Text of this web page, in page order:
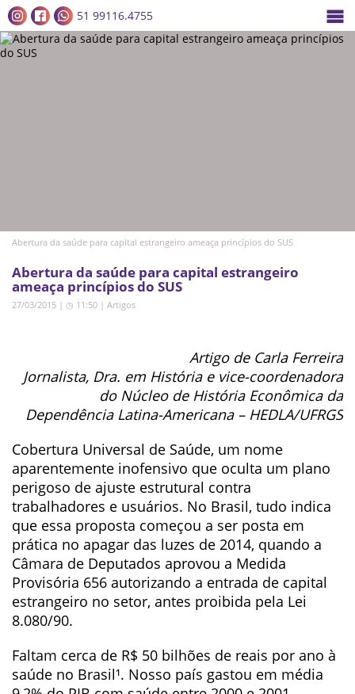
51 99116.4755
Abertura da saúde para capital estrangeiro ameaça princípios do SUS
Abertura da saúde para capital estrangeiro
ameaça princípios do SUS
27/03/2015 | ◷ 11:50 | Artigos
Artigo de Carla Ferreira
Jornalista, Dra. em História e vice-coordenadora
do Núcleo de História Econômica da
Dependência Latina-Americana – HEDLA/UFRGS
Cobertura Universal de Saúde, um nome
aparentemente inofensivo que oculta um plano
perigoso de ajuste estrutural contra
trabalhadores e usuários. No Brasil, tudo indica
que essa proposta começou a ser posta em
prática no apagar das luzes de 2014, quando a
Câmara de Deputados aprovou a Medida
Provisória 656 autorizando a entrada de capital
estrangeiro no setor, antes proibida pela Lei
8.080/90.
Faltam cerca de R$ 50 bilhões de reais por ano à
saúde no Brasil¹. Nosso país gastou em média